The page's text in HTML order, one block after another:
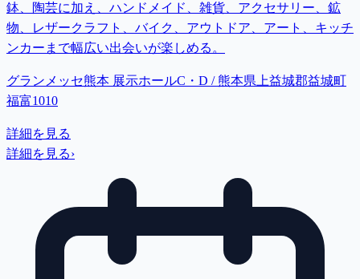
鉢、陶芸に加え、ハンドメイド、雑貨、アクセサリー、鉱
物、レザークラフト、バイク、アウトドア、アート、キッチ
ンカーまで幅広い出会いが楽しめる。
グランメッセ熊本 展示ホールC・D / 熊本県上益城郡益城町
福富1010
詳細を見る
詳細を見る›